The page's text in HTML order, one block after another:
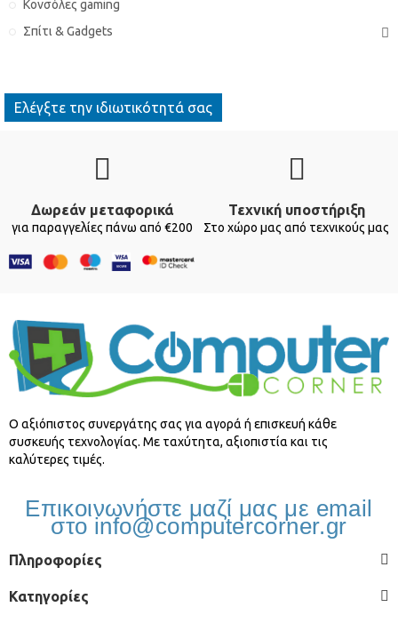
Κονσόλες gaming
Σπίτι & Gadgets
Ελέγξτε την ιδιωτικότητά σας
Δωρεάν μεταφορικά
για παραγγελίες πάνω από €200
Τεχνική υποστήριξη
Στο χώρο μας από τεχνικούς μας
O αξιόπιστος συνεργάτης σας για αγορά ή επισκευή κάθε
συσκευής τεχνολογίας. Με ταχύτητα, αξιοπιστία και τις
καλύτερες τιμές.
Επικοινωνήστε μαζί μας με email
στο info@computercorner.gr
Πληροφορίες
Κατηγορίες